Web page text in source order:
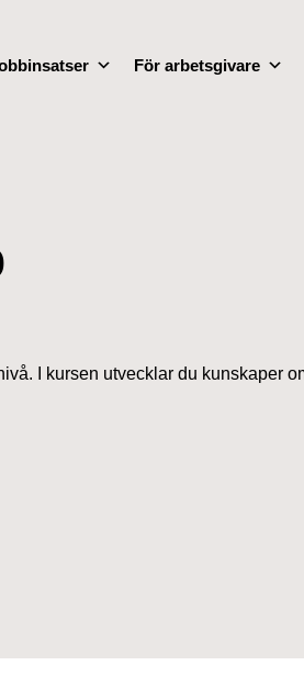
För arbetsgivare
I kursen utvecklar du kunskaper